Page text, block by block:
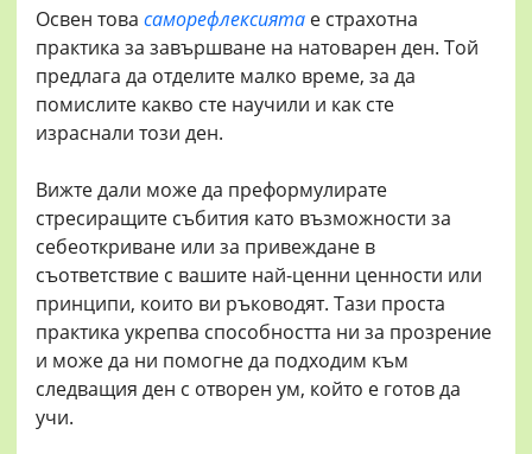
Освен това саморефлексията е страхотна
практика за завършване на натоварен ден. Той
предлага да отделите малко време, за да
помислите какво сте научили и как сте
израснали този ден.
Вижте дали може да преформулирате
стресиращите събития като възможности за
себеоткриване или за привеждане в
съответствие с вашите най-ценни ценности или
принципи, които ви ръководят. Тази проста
практика укрепва способността ни за прозрение
и може да ни помогне да подходим към
следващия ден с отворен ум, който е готов да
учи.